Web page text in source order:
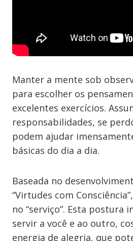
Manter a mente sob
para escolher os
excelentes exercícios.
responsabilidades, se
podem ajudar
básicas do dia a dia.
Baseada no
“Virtudes com
no “serviço”. Esta postura
servir a você e ao outro,
energia de alegria, que